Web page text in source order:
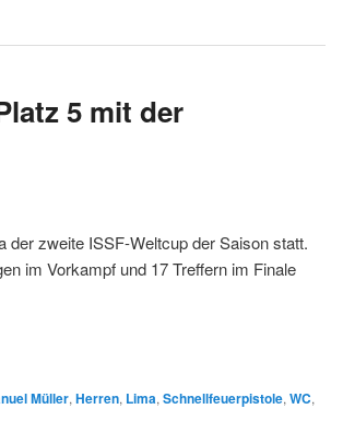
5 mit der
der zweite ISSF-Weltcup der Saison statt.
im Vorkampf und 17 Treffern im Finale
Müller, Herren, Lima, Schnellfeuerpistole, WC,